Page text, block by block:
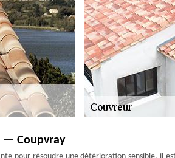
— Coupvray